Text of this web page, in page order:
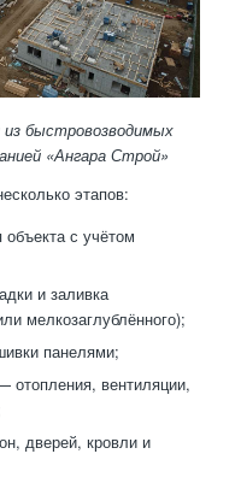
быстровозводимых
«Ангара Строй»
этапов:
объекта с учётом
и заливка
мелкозаглублённого);
панелями;
отопления, вентиляции,
дверей, кровли и